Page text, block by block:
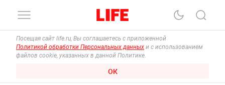
Посещая сайт life.ru, Вы соглашаетесь с приложенной
Политикой обработки Персональных данных и с использованием
файлов cookie, указанных в данной Политике.
ОК